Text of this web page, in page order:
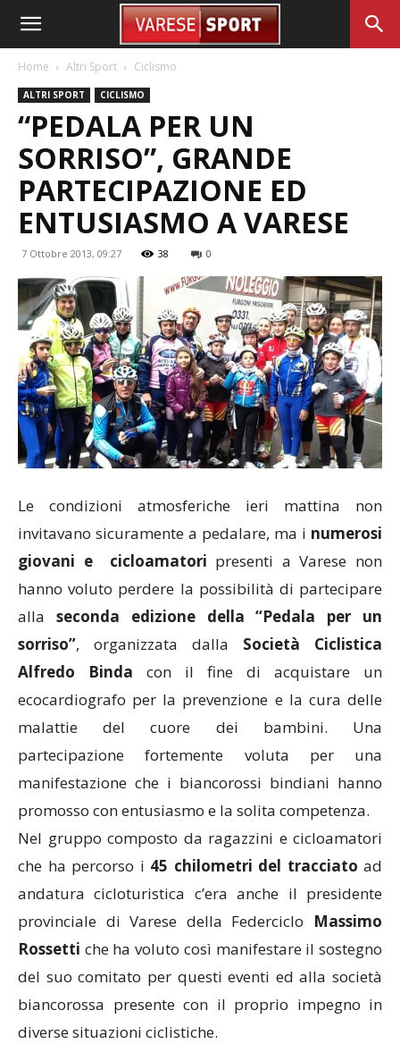
Home Altri Sport Ciclismo
ALTRI SPORT CICLISMO
“PEDALA PER UN
SORRISO”, GRANDE
PARTECIPAZIONE ED
ENTUSIASMO A VARESE
7 Ottobre 2013, 09:27 38 0
Le condizioni atmosferiche ieri mattina non
invitavano sicuramente a pedalare, ma i numerosi
giovani e cicloamatori presenti a Varese non
hanno voluto perdere la possibilità di partecipare
alla seconda edizione della “Pedala per un
sorriso”, organizzata dalla Società Ciclistica
Alfredo Binda con il fine di acquistare un
ecocardiografo per la prevenzione e la cura delle
malattie del cuore dei bambini. Una
partecipazione fortemente voluta per una
manifestazione che i biancorossi bindiani hanno
promosso con entusiasmo e la solita competenza.
Nel gruppo composto da ragazzini e cicloamatori
che ha percorso i 45 chilometri del tracciato ad
andatura cicloturistica c’era anche il presidente
provinciale di Varese della Federciclo Massimo
Rossetti che ha voluto così manifestare il sostegno
del suo comitato per questi eventi ed alla società
biancorossa presente con il proprio impegno in
diverse situazioni ciclistiche.